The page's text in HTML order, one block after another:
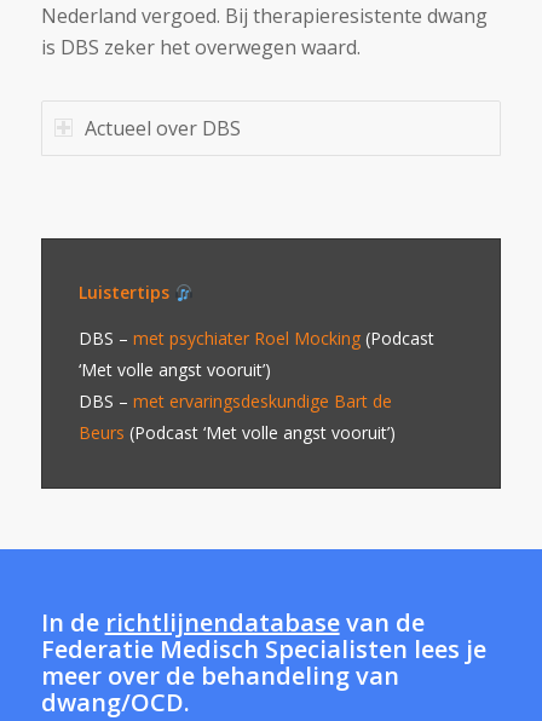
Nederland vergoed. Bij therapieresistente dwang
is DBS zeker het overwegen waard.
Actueel over DBS
Luistertips
DBS – met psychiater Roel Mocking(Podcast
‘Met volle angst vooruit’)
DBS – met ervaringsdeskundige Bart de
Beurs (Podcast ‘Met volle angst vooruit’)
In de richtlijnendatabasevan de
Federatie Medisch Specialisten lees je
meer over de behandeling van
dwang/OCD.